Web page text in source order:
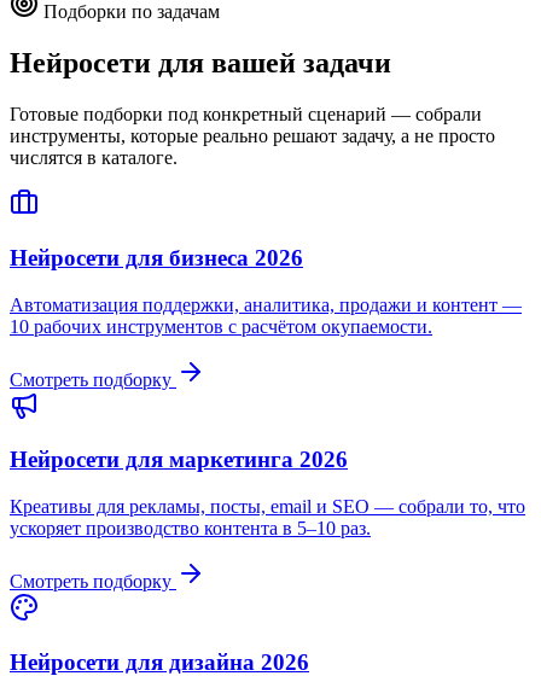
Подборки по задачам
Нейросети для вашей задачи
Готовые подборки под конкретный сценарий — собрали
инструменты, которые реально решают задачу, а не просто
числятся в каталоге.
Нейросети для бизнеса 2026
Автоматизация поддержки, аналитика, продажи и контент —
10 рабочих инструментов с расчётом окупаемости.
Смотреть подборку
Нейросети для маркетинга 2026
Креативы для рекламы, посты, email и SEO — собрали то, что
ускоряет производство контента в 5–10 раз.
Смотреть подборку
Нейросети для дизайна 2026